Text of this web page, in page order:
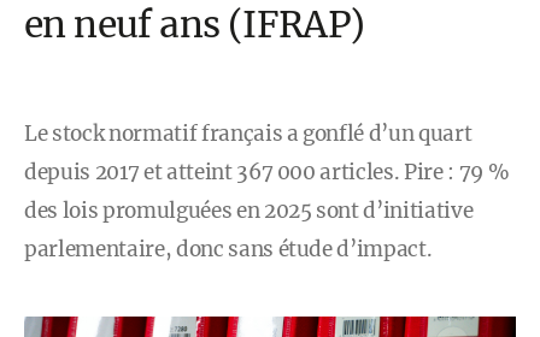
en neuf ans (IFRAP)
Le stock normatif français a gonflé d’un quart
depuis 2017 et atteint 367 000 articles. Pire : 79 %
des lois promulguées en 2025 sont d’initiative
parlementaire, donc sans étude d’impact.